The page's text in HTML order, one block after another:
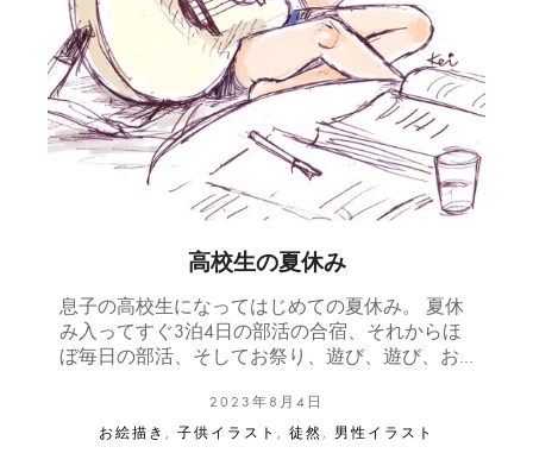
高校生の夏休み
息子の高校生になってはじめての夏休み。 夏休
み入ってすぐ3泊4日の部活の合宿、それからほ
ぼ毎日の部活、そしてお祭り、遊び、遊び、お…
2023年8月4日
お絵描き
子供イラスト 徒然 男性イラスト